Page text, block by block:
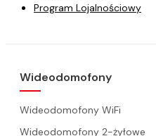
Program Lojalnościowy
Wideodomofony
Wideodomofony WiFi
Wideodomofony 2-żyłowe